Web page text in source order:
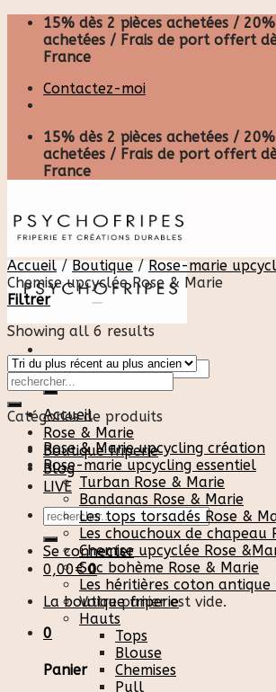
Skip
content
15% dès 2 pièces achetées /
achetées / Frais de port offert
France
Contactez-moi
15% dès 2 pièces achetées /
achetées / Frais de port offert
France
Recherche
pour :
Accueil
Rose & Marie
Boutique friperie
Blog
LIVE
Recherche
pour :
Se connecter
0,00€ 0
Votre panier est vide.
0
Panier
Accueil / Boutique / Rose-marie
Chemise upcyclée Rose & Marie
Filtrer
Showing all 6 results
Catégories de produits
Rose & Marie upcycling création
Rose-marie upcycling essentiel
Turban Rose & Marie
Bandanas Rose & Marie
Les tops torsadés Rose &
Les chouchoux de chapeau
Chemise upcyclée Rose
Sac bohème Rose & Marie
Les héritières coton antique
La boutique friperie
Hauts
Tops
Blouse
Chemises
Pull